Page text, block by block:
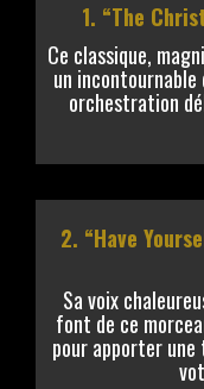
1. “The
Ce classique,
un
orchestration
2. “Have
Sa voix
font de ce
pour apporter une